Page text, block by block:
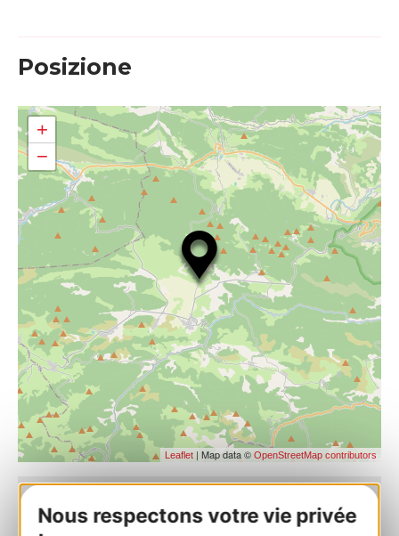
Nous respectons votre vie privée
Posizione
+
−
Leaflet | Map data © OpenStreetMap contributors
EQUIVITA